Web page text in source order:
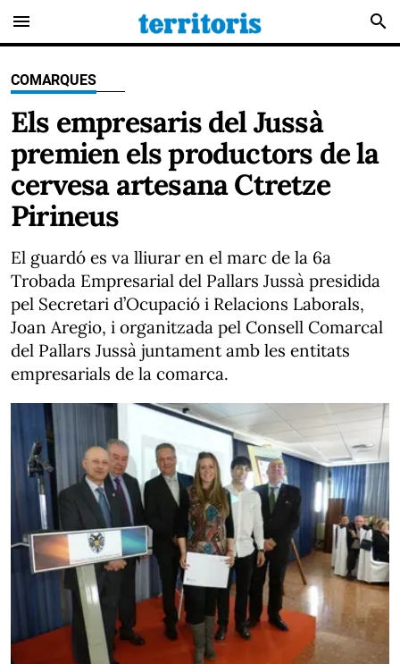
menu search
COMARQUES
Els empresaris del Jussà
premien els productors de la
cervesa artesana Ctretze
Pirineus
El guardó es va lliurar en el marc de la 6a
Trobada Empresarial del Pallars Jussà presidida
pel Secretari d’Ocupació i Relacions Laborals,
Joan Aregio, i organitzada pel Consell Comarcal
del Pallars Jussà juntament amb les entitats
empresarials de la comarca.